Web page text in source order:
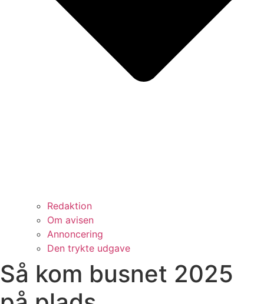
Redaktion
Om avisen
Annoncering
Den trykte udgave
Så kom busnet 2025